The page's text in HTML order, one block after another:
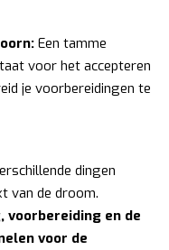
Een tamme
voor het accepteren
je voorbereidingen te
dingen
van de droom.
voorbereiding en de
voor de